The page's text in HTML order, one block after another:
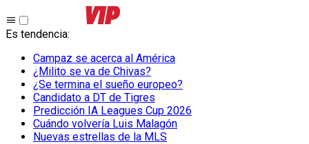
Es tendencia:
Campaz se acerca al América
¿Milito se va de Chivas?
¿Se termina el sueño europeo?
Candidato a DT de Tigres
Predicción IA Leagues Cup 2026
Cuándo volvería Luis Malagón
Nuevas estrellas de la MLS